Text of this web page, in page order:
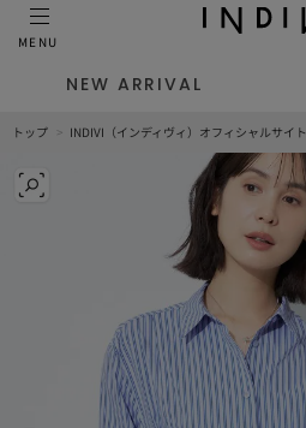
MENU
NEW ARRIVAL
トップ INDIVI（インディヴィ）オフィシャルサイト